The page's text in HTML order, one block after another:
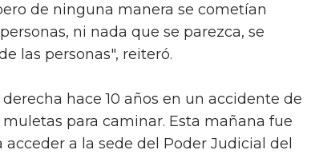
de ninguna manera se cometían
ni nada que se parezca, se
las personas", reiteró.
hace 10 años en un accidente de
para caminar. Esta mañana fue
a la sede del Poder Judicial del